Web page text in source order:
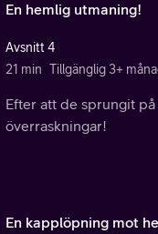
En hemlig utmaning!
Avsnitt 4
21 min Tillgänglig 3+
Efter att de sprungit
överraskningar!
En kapplöpning mot